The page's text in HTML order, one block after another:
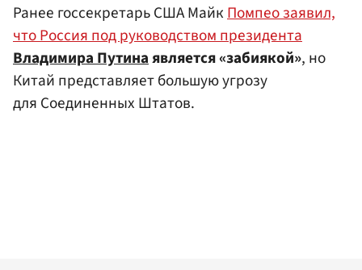
Ранее госсекретарь США МайкПомпео заявил,
что Россия под руководством президента
Владимира Путинаявляется «забиякой», но
Китай представляет большую угрозу
для Соединенных Штатов.